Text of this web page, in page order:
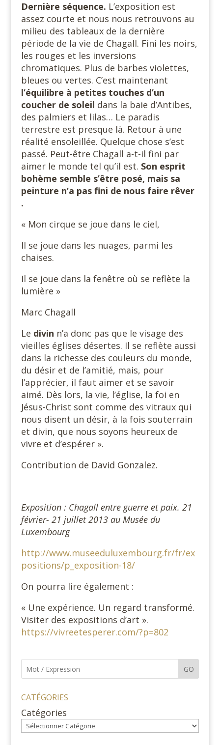
Dernière séquence. L’exposition est
assez courte et nous nous retrouvons au
milieu des tableaux de la dernière
période de la vie de Chagall. Fini les noirs,
les rouges et les inversions
chromatiques. Plus de barbes violettes,
bleues ou vertes. C’est maintenant
l’équilibre à petites touches d’un
coucher de soleil dans la baie d’Antibes,
des palmiers et lilas… Le paradis
terrestre est presque là. Retour à une
réalité ensoleillée. Quelque chose s’est
passé. Peut-être Chagall a-t-il fini par
aimer le monde tel qu’il est. Son esprit
bohème semble s’être posé, mais sa
peinture n’a pas fini de nous faire rêver
.
« Mon cirque se joue dans le ciel,
Il se joue dans les nuages, parmi les
chaises.
Il se joue dans la fenêtre où se reflète la
lumière »
Marc Chagall
Le divin n’a donc pas que le visage des
vieilles églises désertes. Il se reflète aussi
dans la richesse des couleurs du monde,
du désir et de l’amitié, mais, pour
l’apprécier, il faut aimer et se savoir
aimé. Dès lors, la vie, l’église, la foi en
Jésus-Christ sont comme des vitraux qui
nous disent un désir, à la fois souterrain
et divin, que nous soyons heureux de
vivre et d’espérer ».
Contribution de David Gonzalez.
Exposition : Chagall entre guerre et paix. 21
février- 21 juillet 2013 au Musée du
Luxembourg
http://www.museeduluxembourg.fr/fr/ex
positions/p_exposition-18/
On pourra lire également :
« Une expérience. Un regard transformé.
Visiter des expositions d’art ».
https://vivreetesperer.com/?p=802
GO
CATÉGORIES
Catégories